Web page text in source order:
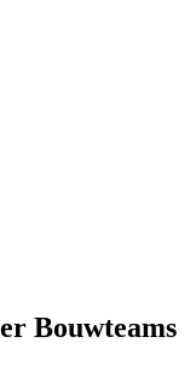
Bouwteams